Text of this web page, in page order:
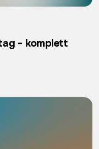
- komplett